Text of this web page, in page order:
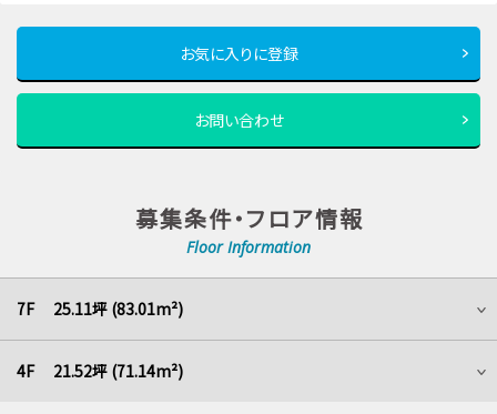
お気に入りに登録
お問い合わせ
募集条件・フロア情報
Floor Information
7F 25.11坪 (83.01m²)
4F 21.52坪 (71.14m²)